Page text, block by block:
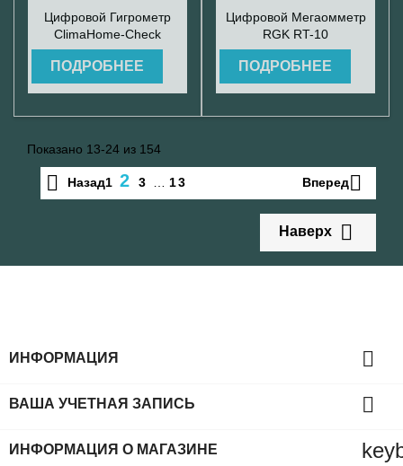
 Быстрый просмотр
Цифровой Гигрометр
ClimaHome-Check
ПОДРОБНЕЕ
 Быстрый просмотр
Цифровой Мегаомметр
RGK RT-10
ПОДРОБНЕЕ
Показано 13-24 из 154
 Назад1 2 3 … 13 Вперед
Наверх 
ИНФОРМАЦИЯ 
ВАША УЧЕТНАЯ ЗАПИСЬ 
ИНФОРМАЦИЯ О МАГАЗИНЕ